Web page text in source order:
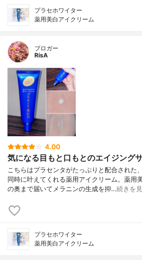
プラセホワイター
薬用美白アイクリーム
ブロガー
RisA
4.00
気になる目もと口もとのエイジング
こちらはプラセンタがたっぷりと配合された
同時に叶えてくれる薬用アイクリーム。薬用
の奥まで届いてメラニンの生成を抑…続きを
プラセホワイター
薬用美白アイクリーム